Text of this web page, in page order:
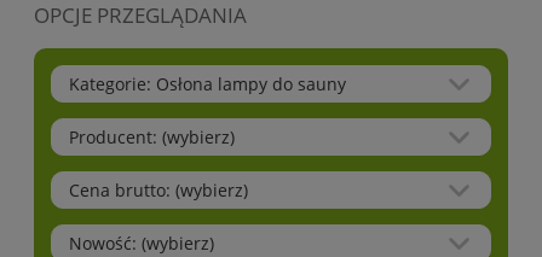
OPCJE PRZEGLĄDANIA
Kategorie: Osłona lampy do sauny
Producent: (wybierz)
Cena brutto: (wybierz)
Nowość: (wybierz)